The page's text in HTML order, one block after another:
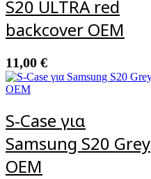
S20 ULTRA red
backcover OEM
11,00 €
S-Case για
Samsung S20 Grey
ΟΕΜ